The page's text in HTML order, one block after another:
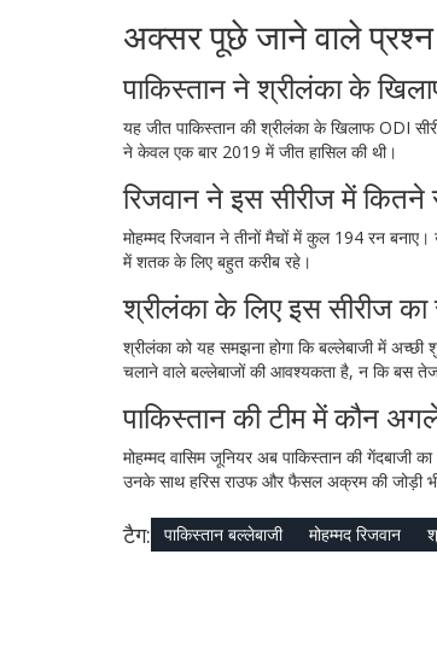
अक्सर पूछे जाने वाले प्रश्न
पाकिस्तान ने श्रीलंका के
यह जीत पाकिस्तान की श्रीलंका के खिलाफ ODI
ने केवल एक बार 2019 में जीत हासिल की थी।
रिजवान ने इस सीरीज में कितने
मोहम्मद रिजवान ने तीनों मैचों में कुल 194 रन
में शतक के लिए बहुत करीब रहे।
श्रीलंका के लिए इस सीरीज
श्रीलंका को यह समझना होगा कि बल्लेबाजी में
चलाने वाले बल्लेबाजों की आवश्यकता है, न कि बस
पाकिस्तान की टीम में कौन
मोहम्मद वासिम जूनियर अब पाकिस्तान की
उनके साथ हरिस राउफ और फैसल अक्रम की जोड़ी
टैग: पाकिस्तान बल्लेबाजी मोहम्मद रिजवान